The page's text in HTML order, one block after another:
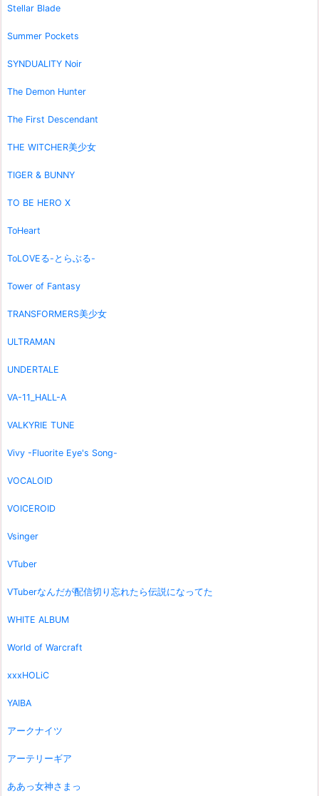
Stellar Blade
Summer Pockets
SYNDUALITY Noir
The Demon Hunter
The First Descendant
THE WITCHER美少女
TIGER & BUNNY
TO BE HERO X
ToHeart
ToLOVEる-とらぶる-
Tower of Fantasy
TRANSFORMERS美少女
ULTRAMAN
UNDERTALE
VA-11_HALL-A
VALKYRIE TUNE
Vivy -Fluorite Eye's Song-
VOCALOID
VOICEROID
Vsinger
VTuber
VTuberなんだが配信切り忘れたら伝説になってた
WHITE ALBUM
World of Warcraft
xxxHOLiC
YAIBA
アークナイツ
アーテリーギア
ああっ女神さまっ